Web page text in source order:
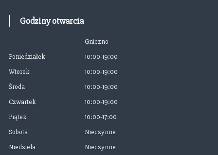
Godziny otwarcia
Gniezno
Poniedziałek
10:00-19:00
Wtorek
10:00-19:00
Środa
10:00-19:00
Czwartek
10:00-19:00
Piątek
10:00-17:00
Sobota
Nieczynne
Niedziela
Nieczynne